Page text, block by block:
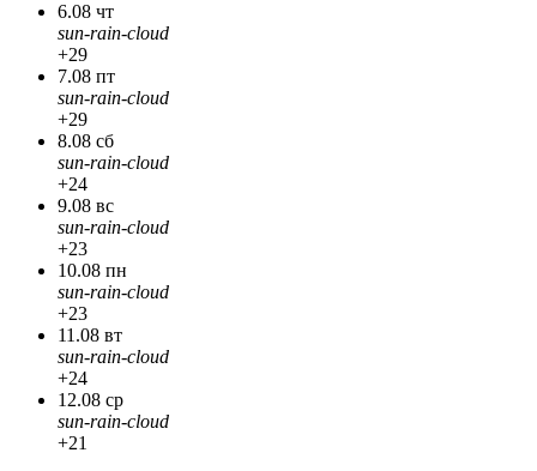
6.08 чт
sun-rain-cloud
+29
7.08 пт
sun-rain-cloud
+29
8.08 сб
sun-rain-cloud
+24
9.08 вс
sun-rain-cloud
+23
10.08 пн
sun-rain-cloud
+23
11.08 вт
sun-rain-cloud
+24
12.08 ср
sun-rain-cloud
+21